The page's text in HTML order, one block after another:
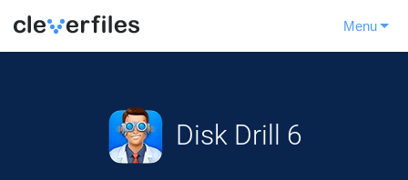
Menu
Disk Drill 6